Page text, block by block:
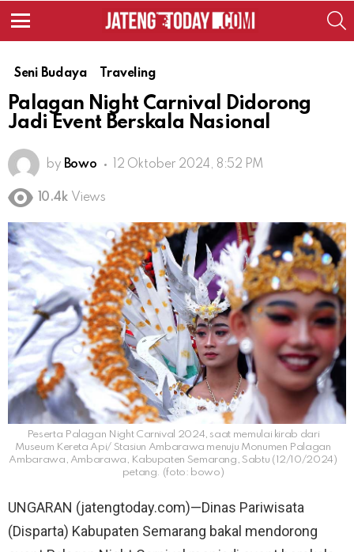
Seni Budaya Traveling
Palagan Night Carnival Didorong
Jadi Event Berskala Nasional
by Bowo 12 Oktober 2024, 8:52 PM
10.4k Views
Peserta Palagan Night Carnival 2024, saat memulai kirab dari
Museum Kereta Api/ Stasiun Ambarawa menuju Monumen Palagan
Ambarawa, Ambarawa, Kabupaten Semarang, Sabtu (12/10/2024)
petang. (foto: bowo)
UNGARAN (jatengtoday.com)—Dinas Pariwisata
(Disparta) Kabupaten Semarang bakal mendorong